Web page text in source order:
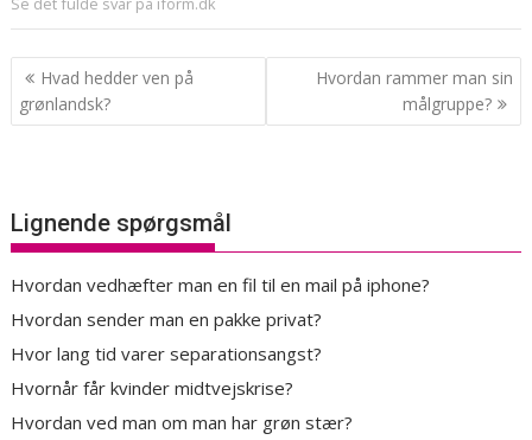
Indlægsnavigation
Hvad hedder ven på
grønlandsk?
Hvordan rammer man sin
målgruppe?
Lignende spørgsmål
Hvordan vedhæfter man en fil til en mail på iphone?
Hvordan sender man en pakke privat?
Hvor lang tid varer separationsangst?
Hvornår får kvinder midtvejskrise?
Hvordan ved man om man har grøn stær?